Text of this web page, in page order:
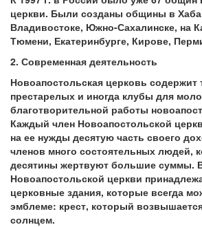
церкви. Были созданы общины в
Владивостоке, Южно-Сахалинске, на
Тюмени, Екатеринбурге, Кирове,
2. Современная деятельность
Новоапостольская церковь содержит
престарелых и иногда клубы для
благотворительной работы
Каждый член Новоапостольской
на ее нужды десятую часть своего
членов много состоятельных людей,
десятины жертвуют большие суммы.
Новоапостольской церкви
церковные здания, которые всегда
эмблеме: крест, который
солнцем.